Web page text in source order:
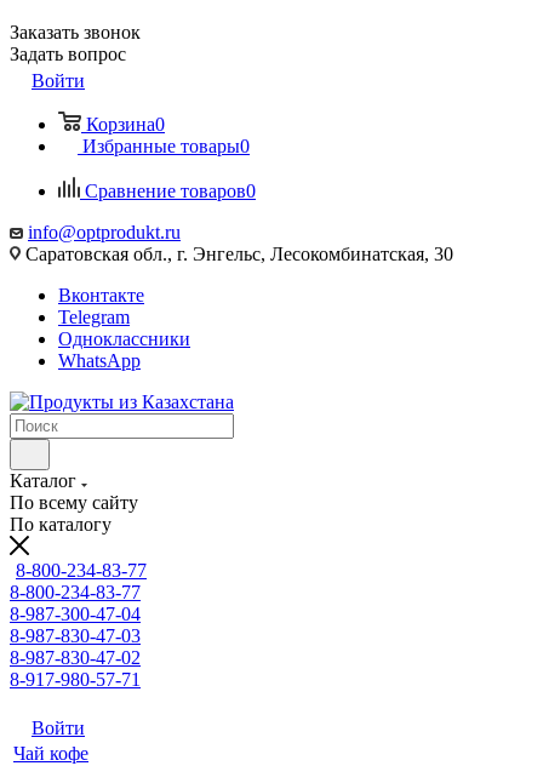
Заказать звонок
Задать вопрос
Войти
Корзина0
Избранные товары0
Сравнение товаров0
info@optprodukt.ru
Саратовская обл., г. Энгельс, Лесокомбинатская, 30
Вконтакте
Telegram
Одноклассники
WhatsApp
Каталог
По всему сайту
По каталогу
8-800-234-83-77
8-800-234-83-77
8-987-300-47-04
8-987-830-47-03
8-987-830-47-02
8-917-980-57-71
Войти
Чай кофе